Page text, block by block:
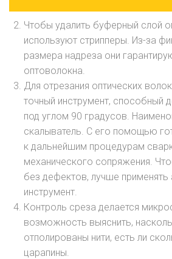
Чтобы удалить буферный слой
используют стрипперы. Из-за
размера надреза они
оптоволокна.
Для отрезания оптических
точный инструмент, способный
под углом 90 градусов.
скалыватель. С его помощью
к дальнейшим процедурам
механического сопряжения.
без дефектов, лучше применять
инструмент.
Контроль среза делается
возможность выяснить,
отполированы нити, есть ли
царапины.